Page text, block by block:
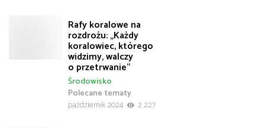
Rafy koralowe na
rozdrożu: „Każdy
koralowiec, którego
widzimy, walczy
o przetrwanie”
Polecane tematy
Środowisko
październik 2024
2 227